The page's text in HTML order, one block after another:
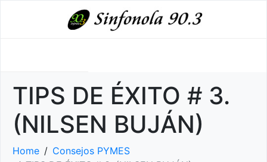
TIPS DE ÉXITO # 3.
(NILSEN BUJÁN)
Home
Consejos PYMES